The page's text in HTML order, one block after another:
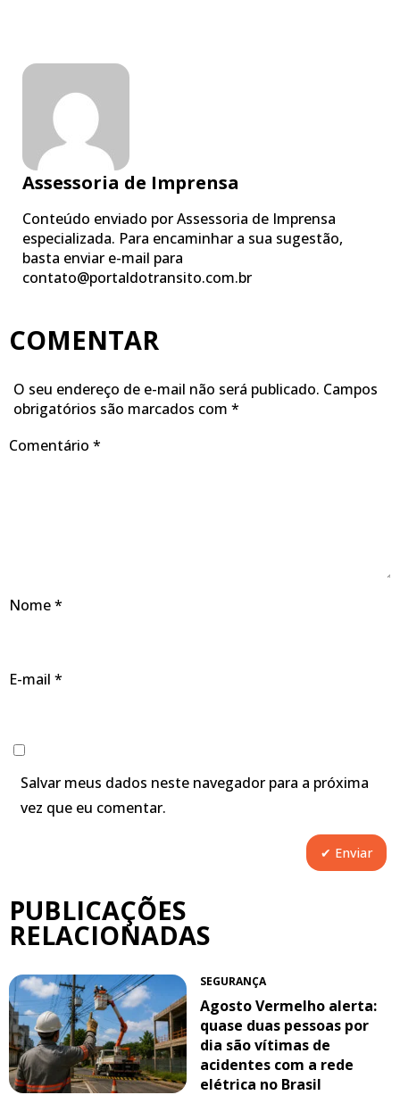
Assessoria de Imprensa
Conteúdo enviado por Assessoria de Imprensa
especializada. Para encaminhar a sua sugestão,
basta enviar e-mail para
contato@portaldotransito.com.br
COMENTAR
O seu endereço de e-mail não será publicado. Campos
obrigatórios são marcados com *
Comentário *
Nome*
E-mail *
Salvar meus dados neste navegador para a próxima
vez que eu comentar.
PUBLICAÇÕES
RELACIONADAS
SEGURANÇA
Agosto Vermelho alerta:
quase duas pessoas por
dia são vítimas de
acidentes com a rede
elétrica no Brasil